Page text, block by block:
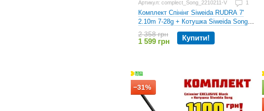
Артикул: complect_Song_2210211-V 1
Комплект Спінінг Siweida RUDRA 7'
2.10m 7-28g + Котушка Siweida Song
3000
2 358 грн
1 599 грн Купити!
−31%